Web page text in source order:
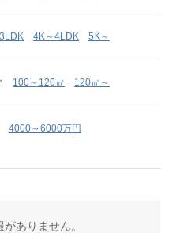
4K～4LDK 5K～
100～120㎡ 120㎡～
4000～6000万円
ありません。